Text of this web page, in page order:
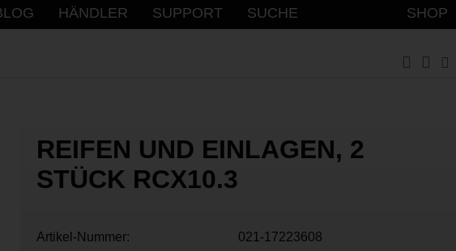
HÄNDLER SUPPORT SUCHE SHOP
REIFEN UND EINLAGEN, 2
STÜCK RCX10.3
Artikel-Nummer:
021-17223608